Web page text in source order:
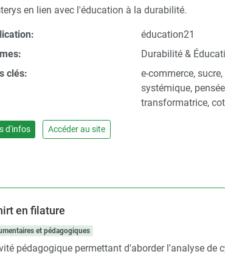
en lien avec l'éducation à la durabilité.
éducation21
Durabilité &
clés:
e-commerce,
systémique,
transformatrice,
d'infos Accéder au site
en filature
et pédagogiques
pédagogique permettant d'aborder l'analyse de